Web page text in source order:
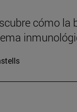
cómo la